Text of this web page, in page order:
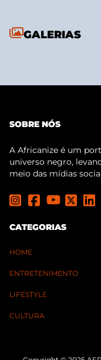
GALERIAS
SOBRE NÓS
A Africanize é um
universo negro,
meio das mídias
CATEGORIAS
HOME
ENTRETENIMENTO
LIFESTYLE
CULTURA